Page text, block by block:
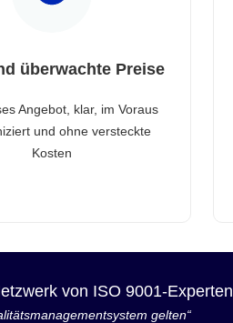
überwachte Preise
Angebot, klar, im Voraus
und ohne versteckte
Kosten
von ISO 9001-Experten
gelten“